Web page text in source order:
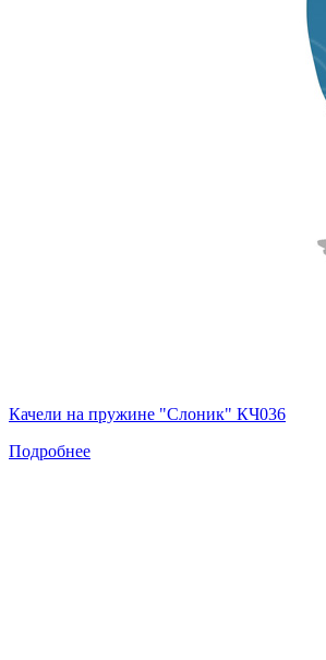
Качели на пружине "Слоник" КЧ036
Подробнее